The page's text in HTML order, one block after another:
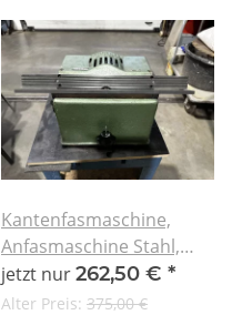
Kantenfasmaschine,
Anfasmaschine Stahl,
Alu, Kunststoff usw.
jetzt nur262,50 € *
Alter Preis: 375,00 €